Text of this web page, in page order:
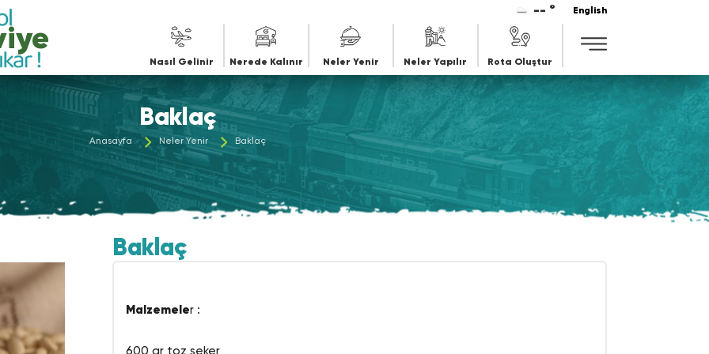
-- ° English
Nasıl Gelinir Nerede Kalınır Neler Yenir Neler Yapılır Rota Oluştur
Baklaç
Anasayfa Neler Yenir Baklaç
Baklaç
Malzemeler :
600 gr toz şeker